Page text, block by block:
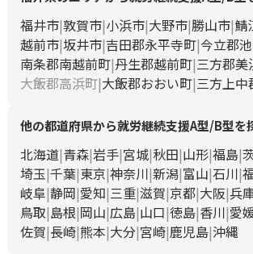
福井市 敦賀市 小浜市 大野市 勝山市 鯖
越前市 坂井市 吉田郡永平寺町 今立郡
南条郡南越前町 丹生郡越前町 三方郡美
大飯郡高浜町 大飯郡おおい町 三方上中
他の都道府県から就労継続支援A型/B型を
北海道 青森 岩手 宮城 秋田 山形 福島
埼玉 千葉 東京 神奈川 新潟 富山 石川
岐阜 静岡 愛知 三重 滋賀 京都 大阪 兵
鳥取 島根 岡山 広島 山口 徳島 香川 愛
佐賀 長崎 熊本 大分 宮崎 鹿児島 沖縄